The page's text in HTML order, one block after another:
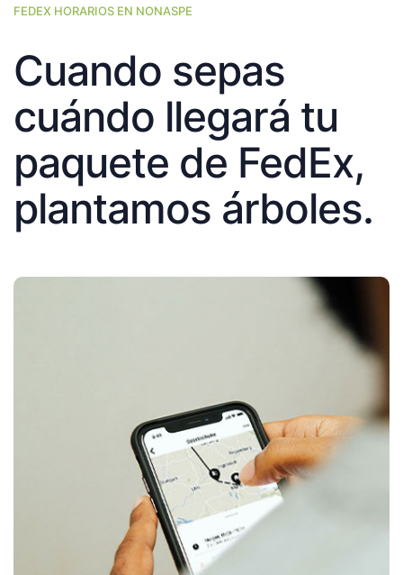
FEDEX HORARIOS EN NONASPE
Cuando sepas
cuándo llegará tu
paquete de FedEx,
plantamos árboles.